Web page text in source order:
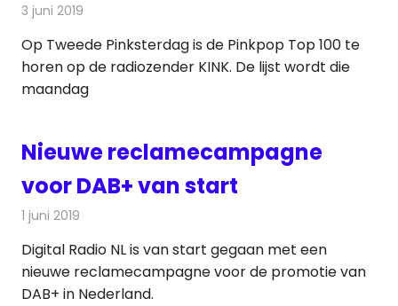
3 juni 2019
Op Tweede Pinksterdag is de Pinkpop Top 100 te
horen op de radiozender KINK. De lijst wordt die
maandag
Nieuwe reclamecampagne
voor DAB+ van start
1 juni 2019
Digital Radio NL is van start gegaan met een
nieuwe reclamecampagne voor de promotie van
DAB+ in Nederland.